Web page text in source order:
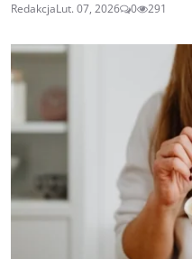
RedakcjaLut. 07, 2026 0 291